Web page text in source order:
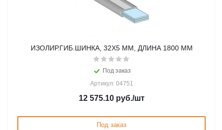
ИЗОЛИР.ГИБ.ШИНКА, 32Х5 ММ, ДЛИНА 1800 ММ
Под заказ
Артикул: 04751
12 575.10руб./шт
Под заказ